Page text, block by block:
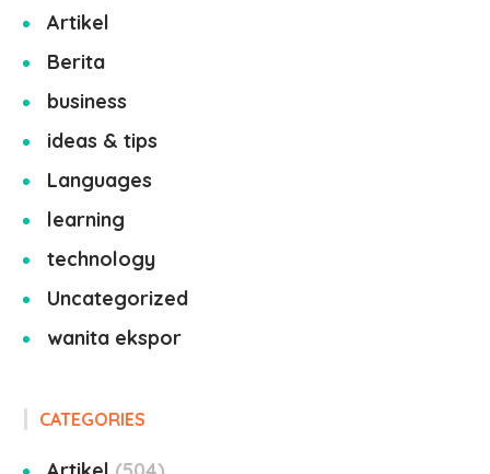
Artikel
Berita
business
ideas & tips
Languages
learning
technology
Uncategorized
wanita ekspor
CATEGORIES